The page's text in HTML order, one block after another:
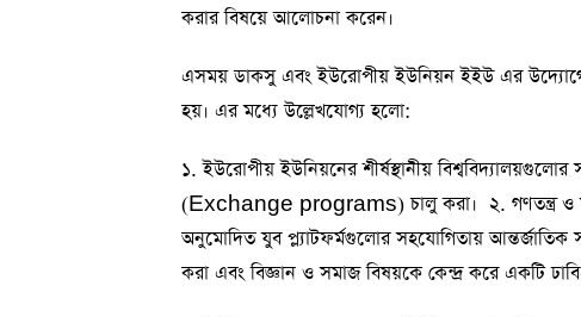
করার বিষয়ে আলোচনা করেন।
এসময় ডাকসু এবং ইউরোপীয় ইউনিয়ন ইইউ এর উদ্যোগে
হয়। এর মধ্যে উল্লেখযোগ্য হলো:
১. ইউরোপীয় ইউনিয়নের শীর্ষস্থানীয় বিশ্ববিদ্যালয়গুলোর
(Exchange programs) চালু করা। ২. গণতন্ত্র ও
অনুমোদিত যুব প্ল্যাটফর্মগুলোর সহযোগিতায়
করা এবং বিজ্ঞান ও সমাজ বিষয়কে কেন্দ্র করে